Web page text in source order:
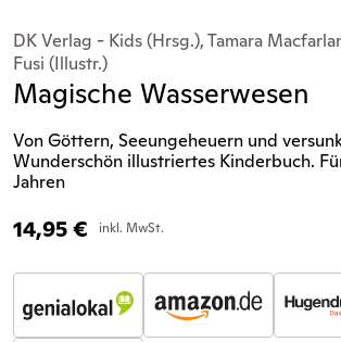
DK Verlag - Kids (Hrsg.), Tamara
Fusi (Illustr.)
Magische Wasserwesen
Von Göttern, Seeungeheuern und
Wunderschön illustriertes Kinderbuch.
Jahren
14,95€ inkl. MwSt.